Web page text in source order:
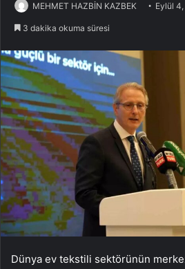
MEHMET HAZBİN KAZBEK Eylül
3 dakika okuma süresi
Dünya ev tekstili sektörünün